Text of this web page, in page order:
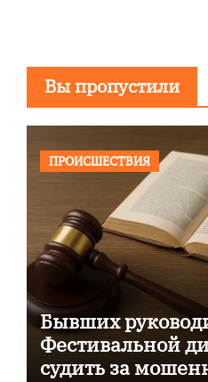
Вы пропустили
ПРОИСШЕСТВИЯ
Бывших
Фестивальной
судить за